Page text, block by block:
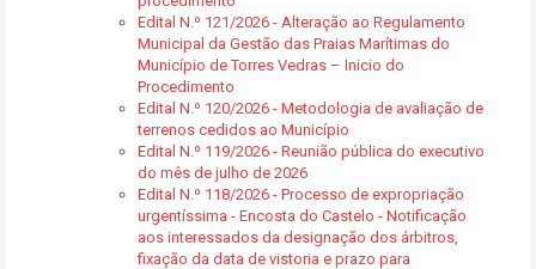
Edital N.º 121/2026 - Alteração ao Regulamento
Municipal da Gestão das Praias Marítimas do
Município de Torres Vedras – Inicio do
Procedimento
Edital N.º 120/2026 - Metodologia de avaliação de
terrenos cedidos ao Município
Edital N.º 119/2026 - Reunião pública do executivo
do mês de julho de 2026
Edital N.º 118/2026 - Processo de expropriação
urgentíssima - Encosta do Castelo - Notificação
aos interessados da designação dos árbitros,
fixação da data de vistoria e prazo para